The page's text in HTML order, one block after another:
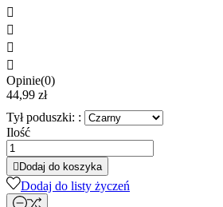




Opinie(0)
44,99 zł
Tył poduszki: :
Ilość
Dodaj do koszyka
Dodaj do listy życzeń